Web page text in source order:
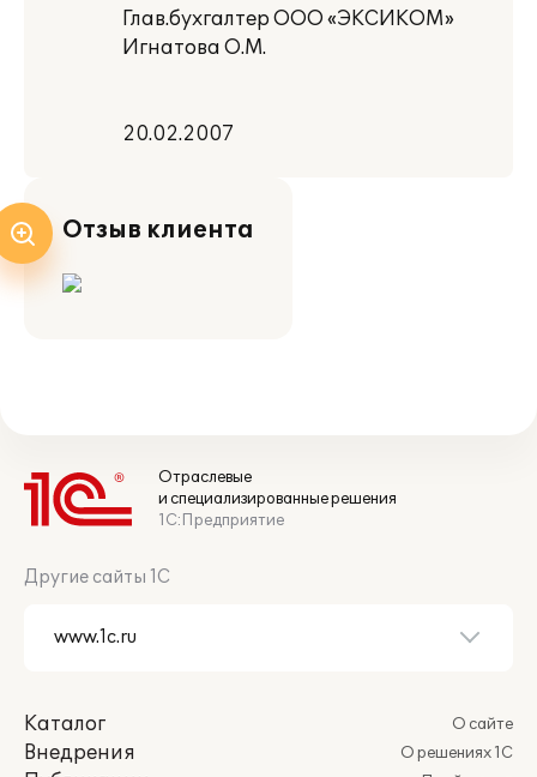
Глав.бухгалтер ООО «ЭКСИКОМ»
Игнатова О.М.
20.02.2007
Отзыв клиента
Отраслевые
и специализированные решения
1С:Предприятие
Другие сайты 1С
Каталог
Внедрения
О сайте
О решениях 1С